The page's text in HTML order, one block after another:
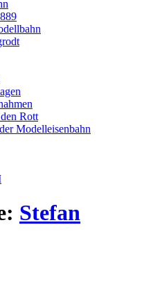
Rott
Modelleisenbahn
Stefan